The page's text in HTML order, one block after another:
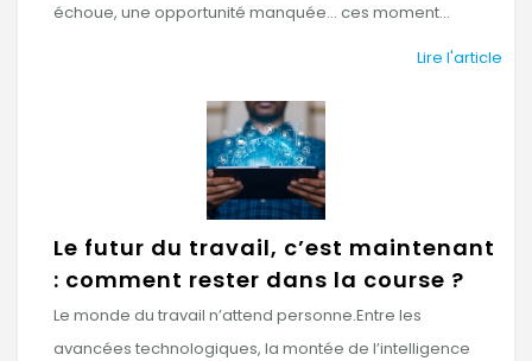
échoue, une opportunité manquée… ces moment...
Lire l'article
Le futur du travail, c’est maintenant
: comment rester dans la course ?
Le monde du travail n’attend personne.Entre les
avancées technologiques, la montée de l’intelligence